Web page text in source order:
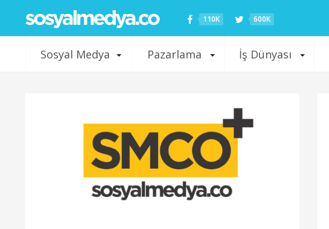
110K 600K
Sosyal Medya Pazarlama İş Dünyası